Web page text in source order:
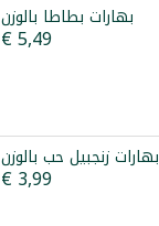
بهارات بطاطا بالوزن
€ 5,49
بهارات زنجبيل حب بالوزن
€ 3,99